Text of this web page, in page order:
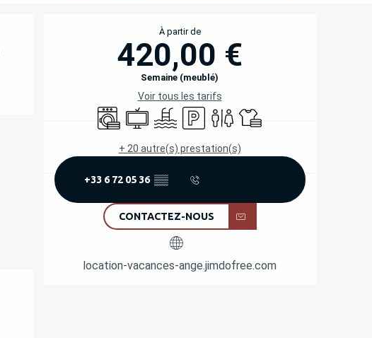
OUVERTURE ET
À partir de
420,00 €
Semaine (meublé)
Voir tous les tarifs
Lave lingeTélévision
PiscineParkingToilettesDraps et linge
+ 20 autre(s) prestation(s)
+33 6 72 05 36 ▒▒
CONTACTEZ-NOUS
location-vacances-ange.jimdofree.com